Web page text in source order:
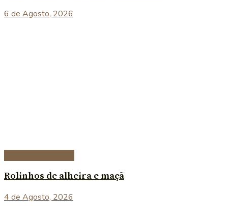
6 de Agosto, 2026
Rolinhos de alheira e maçã
4 de Agosto, 2026